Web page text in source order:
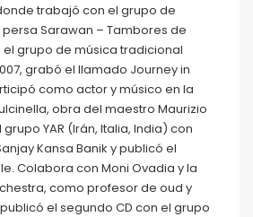
trabajó con el grupo de
Sarawan – Tambores de
el grupo de música tradicional
grabó el llamado Journey in
como actor y músico en la
obra del maestro Maurizio
YAR (Irán, Italia, India) con
Kansa Banik y publicó el
Colabora con Moni Ovadia y la
como profesor de oud y
publicó el segundo CD con el grupo